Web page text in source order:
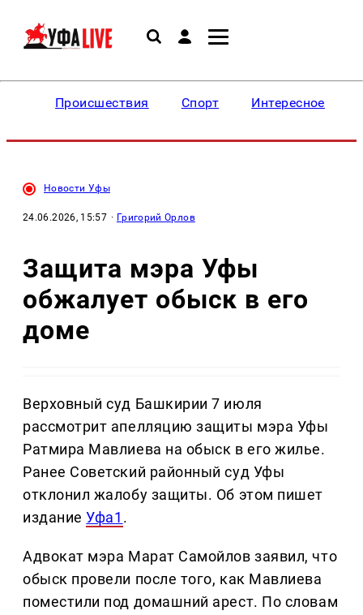
Происшествия Спорт Интересное
Новости Уфы
24.06.2026, 15:57 · Григорий Орлов
Защита мэра Уфы
обжалует обыск в его
доме
Верховный суд Башкирии 7 июля
рассмотрит апелляцию защиты мэра Уфы
Ратмира Мавлиева на обыск в его жилье.
Ранее Советский районный суд Уфы
отклонил жалобу защиты. Об этом пишет
изданиеУфа1 .
Адвокат мэра Марат Самойлов заявил, что
обыск провели после того, как Мавлиева
поместили под домашний арест. По словам